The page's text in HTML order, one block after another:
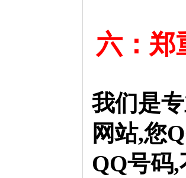
六：郑
我们是
网站,您
QQ号码